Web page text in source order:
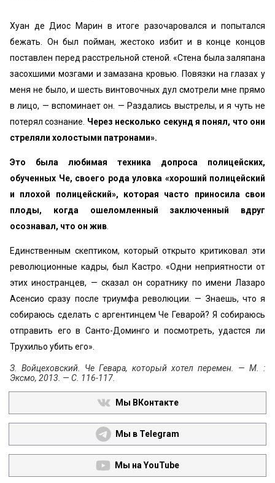
Хуан де Диос Марин в итоге разочаровался и попытался
бежать. Он был пойман, жестоко избит и в конце концов
поставлен перед расстрельной стеной. «Стена была заляпана
засохшими мозгами и замазана кровью. Повязки на глазах у
меня не было, и шесть винтовочных дул смотрели мне прямо
в лицо, — вспоминает он. — Раздались выстрелы, и я чуть не
потерял сознание. Через несколько секунд я понял, что они
стреляли холостыми патронами».
Это была любимая техника допроса полицейских,
обученных Че, своего рода уловка «хороший полицейский
и плохой полицейский», которая часто приносила свои
плоды, когда ошеломленный заключенный вдруг
осознавал, что он жив
Единственным скептиком, который открыто критиковал эти
революционные кадры, был Кастро. «Одни неприятности от
этих иностранцев, — сказал он соратнику по имени Лазаро
Асенсио сразу после триумфа революции. — Знаешь, что я
собираюсь сделать с аргентинцем Че Геварой? Я собираюсь
отправить его в Санто-Доминго и посмотреть, удастся ли
Трухильо убить его».
З. Войцеховский. Че Гевара, который хотел перемен. — М. :
Эксмо, 2013. — С. 116-117.
Мы ВКонтакте
Мы в Telegram
Мы на YouTube